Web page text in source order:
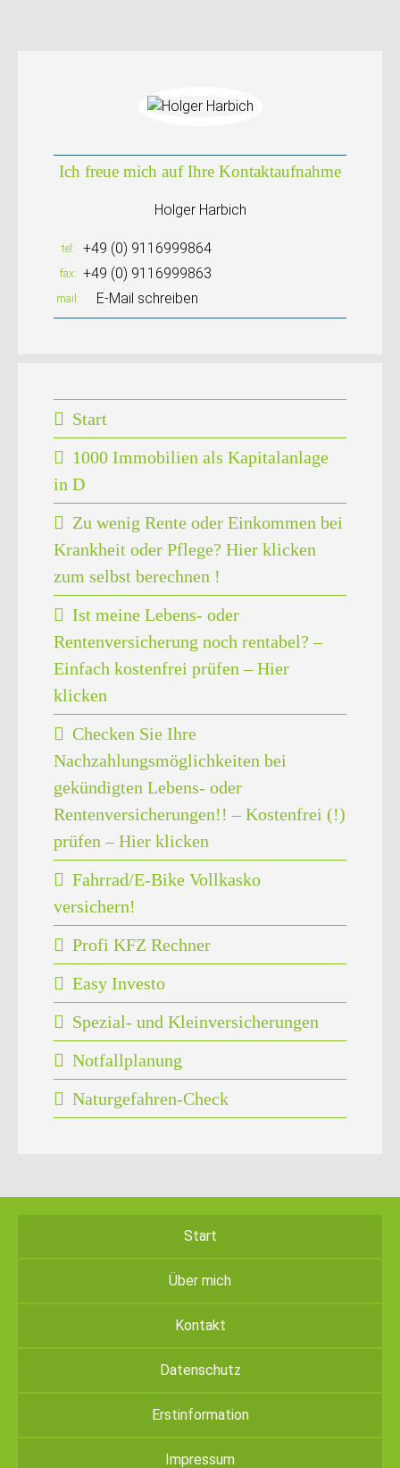
Ich freue mich auf Ihre Kontaktaufnahme
Holger Harbich
tel +49 (0) 9116999864
fax +49 (0) 9116999863
mail E-Mail schreiben
Start
1000 Immobilien als Kapitalanlage
in D
Zu wenig Rente oder Einkommen bei
Krankheit oder Pflege? Hier klicken
zum selbst berechnen !
Ist meine Lebens- oder
Rentenversicherung noch rentabel? –
Einfach kostenfrei prüfen – Hier
klicken
Checken Sie Ihre
Nachzahlungsmöglichkeiten bei
gekündigten Lebens- oder
Rentenversicherungen!! – Kostenfrei (!)
prüfen – Hier klicken
Fahrrad/E-Bike Vollkasko
versichern!
Profi KFZ Rechner
Easy Investo
Spezial- und Kleinversicherungen
Notfallplanung
Naturgefahren-Check
Start
Über mich
Kontakt
Datenschutz
Erstinformation
Impressum